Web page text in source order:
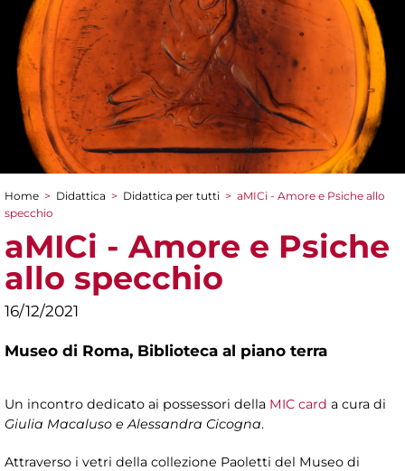
Tu sei qui
Home > Didattica > Didattica per tutti > aMICi - Amore e Psiche allo
specchio
aMICi - Amore e Psiche
allo specchio
16/12/2021
Museo di Roma, Biblioteca al piano terra
Un incontro dedicato ai possessori della MIC card a cura di
Giulia Macaluso e Alessandra Cicogna.
Attraverso i vetri della collezione Paoletti del Museo di